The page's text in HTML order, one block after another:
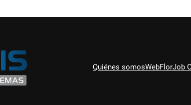
Quiénes somosWebFlorJob